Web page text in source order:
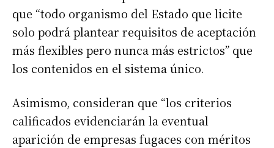
que “todo organismo del Estado que licite
solo podrá plantear requisitos de aceptación
más flexibles pero nunca más estrictos” que
los contenidos en el sistema único.
Asimismo, consideran que “los criterios
calificados evidenciarán la eventual
aparición de empresas fugaces con méritos